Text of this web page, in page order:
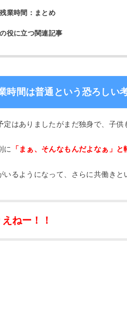
業時間：まとめ
役に立つ関連記事
時間は普通という恐ろしい
はありましたがまだ独身で、子供
に 「まぁ、そんなもんだよなぁ」
いるようになって、さらに共働き
ねー！！